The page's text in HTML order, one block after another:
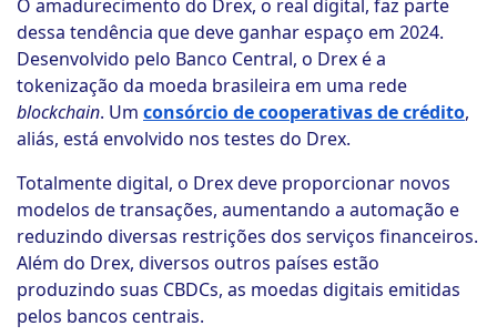
O amadurecimento do Drex, o real digital, faz parte
dessa tendência que deve ganhar espaço em 2024.
Desenvolvido pelo Banco Central, o Drex é a
tokenização da moeda brasileira em uma rede
blockchain. Um consórcio de cooperativas de crédito,
aliás, está envolvido nos testes do Drex.
Totalmente digital, o Drex deve proporcionar novos
modelos de transações, aumentando a automação e
reduzindo diversas restrições dos serviços financeiros.
Além do Drex, diversos outros países estão
produzindo suas CBDCs, as moedas digitais emitidas
pelos bancos centrais.